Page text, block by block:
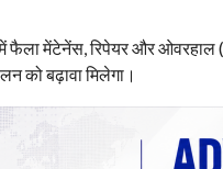
फैला मेंटेनेंस, रिपेयर और
को बढ़ावा मिलेगा।